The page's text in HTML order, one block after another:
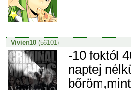
Vivien10(56101)
-10 foktól
naptej